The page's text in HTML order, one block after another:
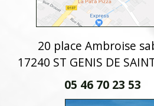
20 place Ambroise
17240 ST GENIS DE
05 46 70 23 53